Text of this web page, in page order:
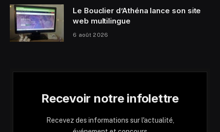
Le Bouclier d’Athéna lance son site
web multilingue
6 août 2026
Recevoir notre infolettre
Recevez des informations sur l'actualité,